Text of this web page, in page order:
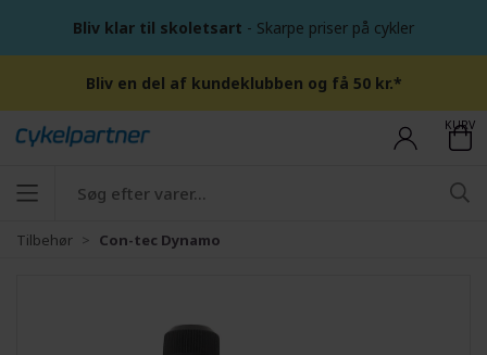
Bliv klar til skoletsart - Skarpe priser på cykler
Bliv en del af kundeklubben og få 50 kr.*
KURV
Tilbehør Con-tec Dynamo